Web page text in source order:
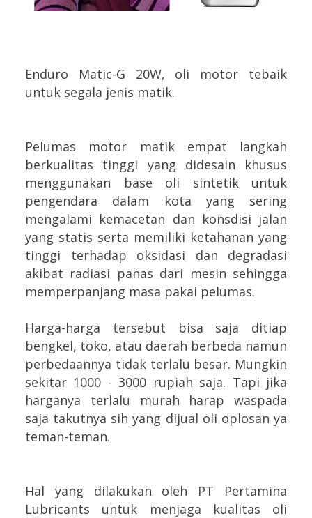
Enduro Matic-G 20W, oli motor tebaik
untuk segala jenis matik.
Pelumas motor matik empat langkah
berkualitas tinggi yang didesain khusus
menggunakan base oli sintetik untuk
pengendara dalam kota yang sering
mengalami kemacetan dan konsdisi jalan
yang statis serta memiliki ketahanan yang
tinggi terhadap oksidasi dan degradasi
akibat radiasi panas dari mesin sehingga
memperpanjang masa pakai pelumas.
Harga-harga tersebut bisa saja ditiap
bengkel, toko, atau daerah berbeda namun
perbedaannya tidak terlalu besar. Mungkin
sekitar 1000 - 3000 rupiah saja. Tapi jika
harganya terlalu murah harap waspada
saja takutnya sih yang dijual oli oplosan ya
teman-teman.
Hal yang dilakukan oleh PT Pertamina
Lubricants untuk menjaga kualitas oli